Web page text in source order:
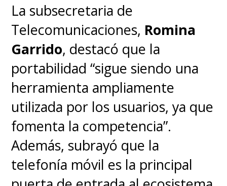
inteligentes en colaboración
con Warby Parker y Gentle
Monster para competir
directamente con los lentes
de Meta.
Con este lanzamiento, Samsung
no solo entra de lleno en el
mercado XR, sino que lo hace
La subsecretaria de
Telecomunicaciones, Romina
Garrido, destacó que la
portabilidad “sigue siendo una
herramienta ampliamente
utilizada por los usuarios, ya que
fomenta la competencia”.
Además, subrayó que la
telefonía móvil es la principal